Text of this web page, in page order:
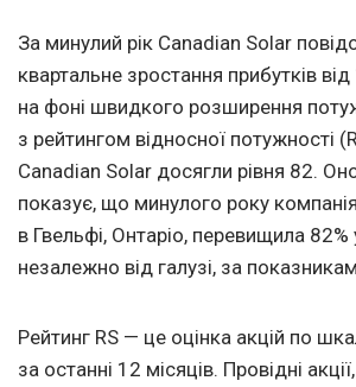
За минулий рік Canadian Solar
квартальне зростання прибутків
на фоні швидкого розширення
з рейтингом відносної потужності
Canadian Solar досягли рівня 82.
показує, що минулого року
в Гвельфі, Онтаріо, перевищила 82%
незалежно від галузі, за
Рейтинг RS — це оцінка акцій по
за останні 12 місяців. Провідні